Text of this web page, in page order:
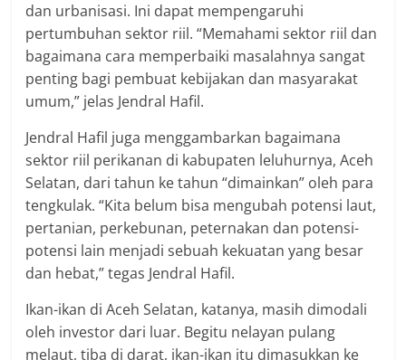
dan urbanisasi. Ini dapat mempengaruhi
pertumbuhan sektor riil. “Memahami sektor riil dan
bagaimana cara memperbaiki masalahnya sangat
penting bagi pembuat kebijakan dan masyarakat
umum,” jelas Jendral Hafil.
Jendral Hafil juga menggambarkan bagaimana
sektor riil perikanan di kabupaten leluhurnya, Aceh
Selatan, dari tahun ke tahun “dimainkan” oleh para
tengkulak. “Kita belum bisa mengubah potensi laut,
pertanian, perkebunan, peternakan dan potensi-
potensi lain menjadi sebuah kekuatan yang besar
dan hebat,” tegas Jendral Hafil.
Ikan-ikan di Aceh Selatan, katanya, masih dimodali
oleh investor dari luar. Begitu nelayan pulang
melaut, tiba di darat, ikan-ikan itu dimasukkan ke